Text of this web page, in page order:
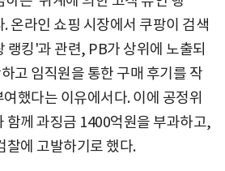
온라인 쇼핑 시장에서 쿠팡이 검색
랭킹'과 관련, PB가 상위에 노출되
고 임직원을 통한 구매 후기를 작
했다는 이유에서다. 이에 공정위
함께 과징금 1400억원을 부과하고,
찰에 고발하기로 했다.